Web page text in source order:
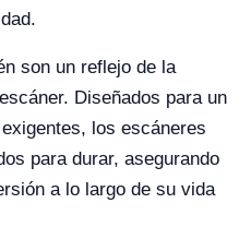
son un reflejo de la
Diseñados para un
los escáneres
para durar, asegurando
a lo largo de su vida